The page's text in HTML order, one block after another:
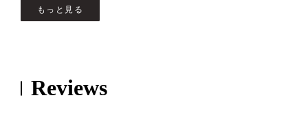
もっと見る
Reviews